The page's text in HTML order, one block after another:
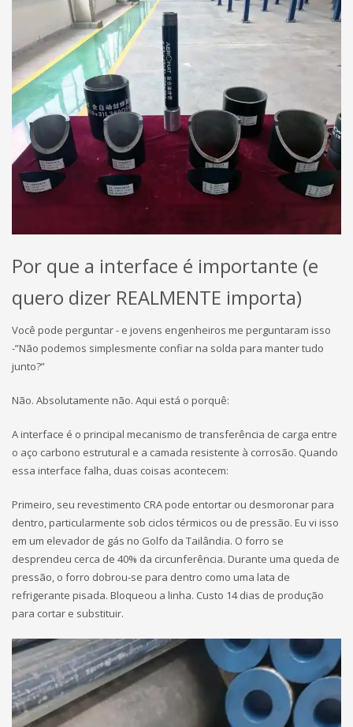
Por que a interface é importante (e
quero dizer REALMENTE importa)
Você pode perguntar - e jovens engenheiros me perguntaram isso
-”Não podemos simplesmente confiar na solda para manter tudo
junto?”
Não. Absolutamente não. Aqui está o porquê:
A interface é o principal mecanismo de transferência de carga entre
o aço carbono estrutural e a camada resistente à corrosão. Quando
essa interface falha, duas coisas acontecem:
Primeiro, seu revestimento CRA pode entortar ou desmoronar para
dentro, particularmente sob ciclos térmicos ou de pressão. Eu vi isso
em um elevador de gás no Golfo da Tailândia. O forro se
desprendeu cerca de 40% da circunferência. Durante uma queda de
pressão, o forro dobrou-se para dentro como uma lata de
refrigerante pisada. Bloqueou a linha. Custo 14 dias de produção
para cortar e substituir.